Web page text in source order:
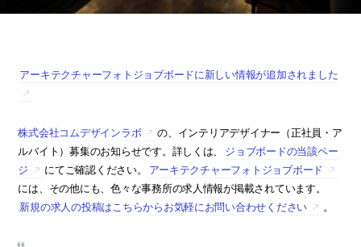
アーキテクチャーフォトジョブボードに新しい情報が追加されました
株式会社コムデザインラボ
の、インテリアデザイナー（正社員・ア
ルバイト）募集のお知らせです。詳しくは、
ジョブボードの当該ペー
ジ
にてご確認ください。
アーキテクチャーフォトジョブボード
には、その他にも、色々な事務所の求人情報が掲載されています。
新規の求人の投稿はこちらからお気軽にお問い合わせください
。